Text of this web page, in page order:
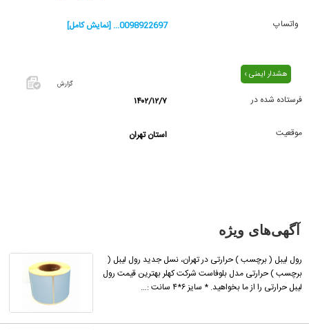
واتساپ 0098922697... [نمایش کامل]
هشدار ایمنی ›
گزارش
فرستاده شده در ۱۴۰۲/۱۲/۷
موقعیت استان تهران
آگهی‌های ویژه
رول لیبل ( برچسب ) حرارتی در تهران، نسل جدید رول لیبل (
برچسب ) حرارتی مدل بلوفاست شرکت کهلر بهترین قیمت رول
لیبل حرارتی را از ما بخواهید. * سایز ۶*۴ سانت :…